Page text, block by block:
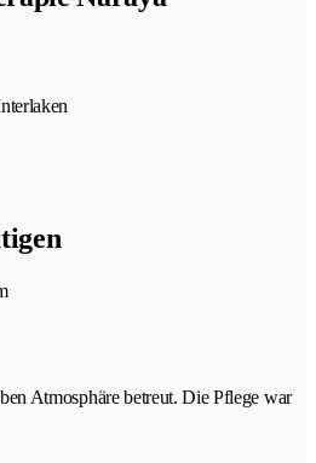
Atmosphäre betreut. Die Pflege war